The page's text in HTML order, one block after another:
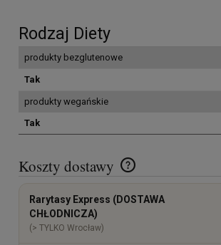
Rodzaj Diety
produkty bezglutenowe
Tak
produkty wegańskie
Tak
Koszty dostawy
Cena nie zawiera ewentualnych kosztów płatności
Rarytasy Express (DOSTAWA
CHŁODNICZA)
(> TYLKO Wrocław)